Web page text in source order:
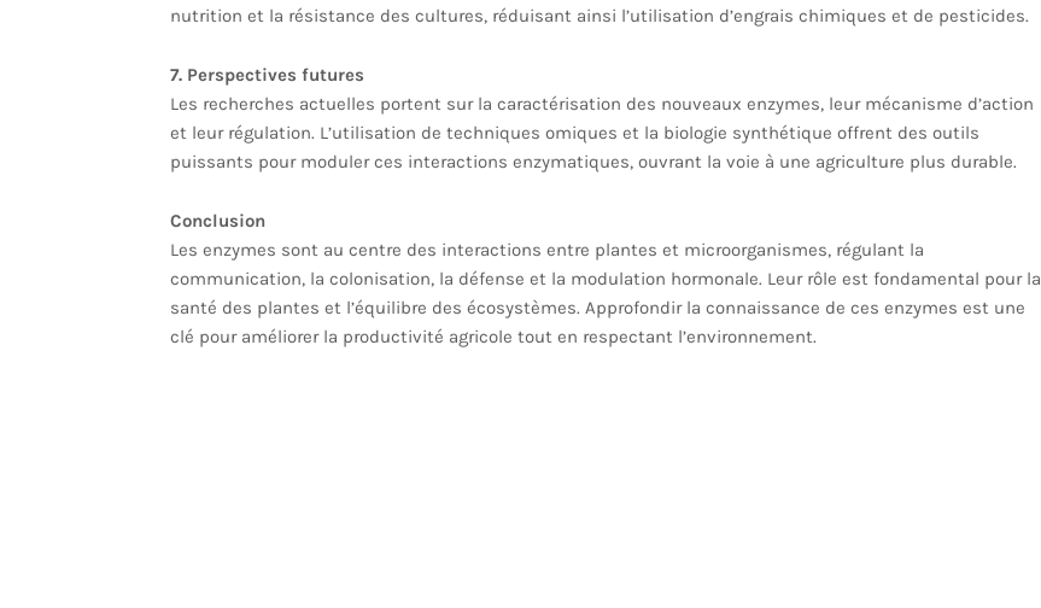
nutrition et la résistance des cultures, réduisant ainsi l’utilisation d’engrais chimiques et de pesticides.
7. Perspectives futures
Les recherches actuelles portent sur la caractérisation des nouveaux enzymes, leur mécanisme d’action
et leur régulation. L’utilisation de techniques omiques et la biologie synthétique offrent des outils
puissants pour moduler ces interactions enzymatiques, ouvrant la voie à une agriculture plus durable.
Conclusion
Les enzymes sont au centre des interactions entre plantes et microorganismes, régulant la
communication, la colonisation, la défense et la modulation hormonale. Leur rôle est fondamental pour la
santé des plantes et l’équilibre des écosystèmes. Approfondir la connaissance de ces enzymes est une
clé pour améliorer la productivité agricole tout en respectant l’environnement.